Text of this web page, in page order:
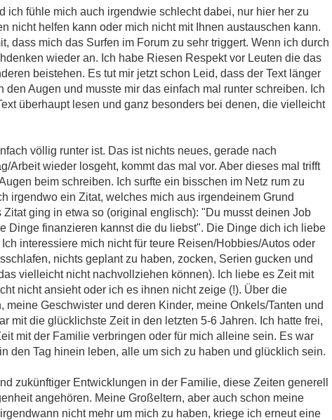
fühle mich auch irgendwie schlecht dabei, nur hier her zu
nicht helfen kann oder mich nicht mit Ihnen austauschen kann.
dass mich das Surfen im Forum zu sehr triggert. Wenn ich durch
wieder an. Ich habe Riesen Respekt vor Leuten die das
beistehen. Es tut mir jetzt schon Leid, dass der Text länger
Augen und musste mir das einfach mal runter schreiben. Ich
überhaupt lesen und ganz besonders bei denen, die vielleicht
völlig runter ist. Das ist nichts neues, gerade nach
Arbeit wieder losgeht, kommt das mal vor. Aber dieses mal trifft
beim schreiben. Ich surfte ein bisschen im Netz rum zu
irgendwo ein Zitat, welches mich aus irgendeinem Grund
ging in etwa so (original englisch): "Du musst deinen Job
Dinge finanzieren kannst die du liebst". Die Dinge dich ich liebe
interessiere mich nicht für teure Reisen/Hobbies/Autos oder
nichts geplant zu haben, zocken, Serien gucken und
vielleicht nicht nachvollziehen können). Ich liebe es Zeit mit
nicht ansieht oder ich es ihnen nicht zeige (!). Über die
Geschwister und deren Kinder, meine Onkels/Tanten und
mit die glücklichste Zeit in den letzten 5-6 Jahren. Ich hatte frei,
mit der Familie verbringen oder für mich alleine sein. Es war
den Tag hinein leben, alle um sich zu haben und glücklich sein.
zukünftiger Entwicklungen in der Familie, diese Zeiten generell
angehören. Meine Großeltern, aber auch schon meine
nicht mehr um mich zu haben, kriege ich erneut eine